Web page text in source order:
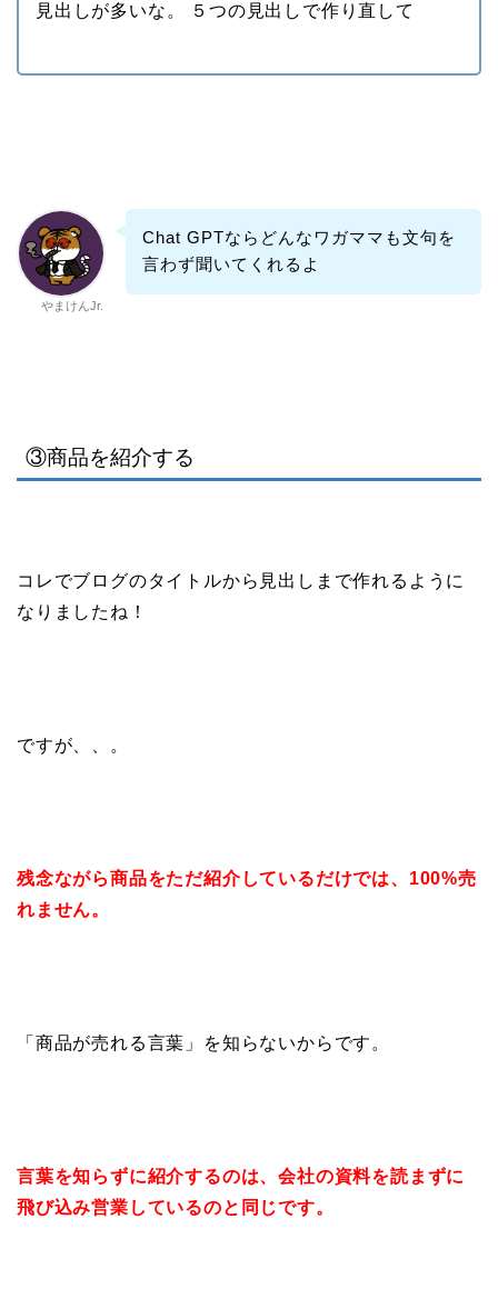
見出しが多いな。 ５つの見出しで作り直して
やまけんJr.
Chat GPTならどんなワガママも文句を
言わず聞いてくれるよ
③商品を紹介する
コレでブログのタイトルから見出しまで作れるように
なりましたね！
ですが、、。
残念ながら商品をただ紹介しているだけでは、100%売
れません。
「商品が売れる言葉」を知らないからです。
言葉を知らずに紹介するのは、会社の資料を読まずに
飛び込み営業しているのと同じです。